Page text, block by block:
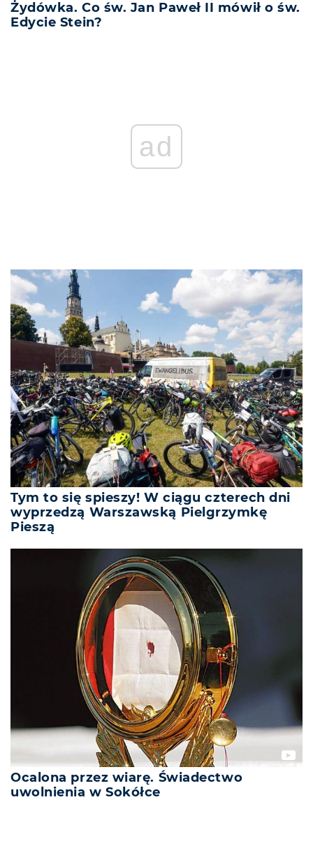
Żydówka. Co św. Jan Paweł II mówił o św.
Edycie Stein?
Tym to się spieszy! W ciągu czterech dni
wyprzedzą Warszawską Pielgrzymkę
Pieszą
Ocalona przez wiarę. Świadectwo
uwolnienia w Sokółce